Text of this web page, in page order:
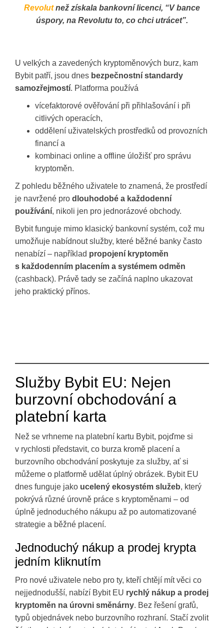
Revolutnež získala bankovní licenci, “V bance
úspory, na Revolutu to, co chci utrácet”.
U velkých a zavedených kryptoměnových burz, kam
Bybit patří, jsou dnes bezpečnostní standardy
samozřejmostí. Platforma používá
vícefaktorové ověřování při přihlašování i při
citlivých operacích,
oddělení uživatelských prostředků od provozních
financí a
kombinaci online a offline úložišť pro správu
kryptoměn.
Z pohledu běžného uživatele to znamená, že prostředí
je navržené pro dlouhodobé a každodenní
používání, nikoli jen pro jednorázové obchody.
Bybit funguje mimo klasický bankovní systém, což mu
umožňuje nabídnout služby, které běžné banky často
nenabízí – například propojení kryptoměn
s každodenním placením a systémem odměn
(cashback). Právě tady se začíná naplno ukazovat
jeho praktický přínos.
Služby Bybit EU: Nejen
burzovní obchodování a
platební karta
Než se vrhneme na platební kartu Bybit, pojďme si
v rychlosti představit, co burza kromě placení a
burzovního obchodvání poskytuje za služby, ať si
můžeme o platformě udělat úplný obrázek. Bybit EU
dnes funguje jako ucelený ekosystém služeb, který
pokrývá různé úrovně práce s kryptoměnami – od
úplně jednoduchého nákupu až po automatizované
strategie a běžné placení.
Jednoduchý nákup a prodej krypta
jedním kliknutím
Pro nové uživatele nebo pro ty, kteří chtějí mít věci co
nejjednodušší, nabízí Bybit EU rychlý nákup a prodej
kryptoměn na úrovni směnárny. Bez řešení grafů,
typů objednávek nebo burzovního rozhraní. Stačí zvolit